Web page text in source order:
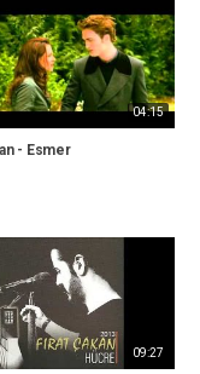
04:15
- Esmer
09:27